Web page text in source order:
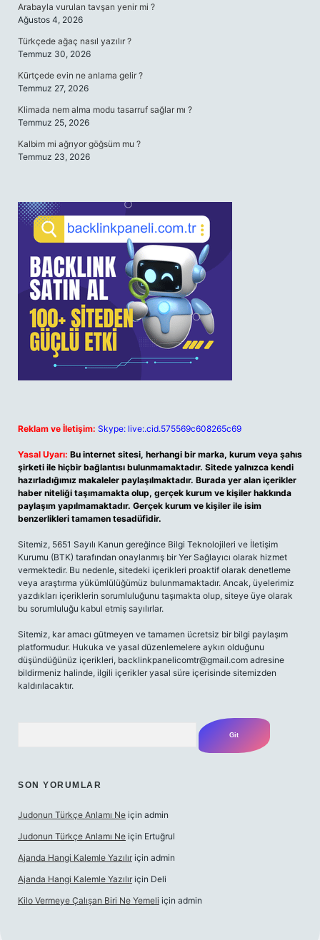
Arabayla vurulan tavşan yenir mi ?
Ağustos 4, 2026
Türkçede ağaç nasıl yazılır ?
Temmuz 30, 2026
Kürtçede evin ne anlama gelir ?
Temmuz 27, 2026
Klimada nem alma modu tasarruf sağlar mı ?
Temmuz 25, 2026
Kalbim mi ağrıyor göğsüm mu ?
Temmuz 23, 2026
Reklam ve İletişim: Skype: live:.cid.575569c608265c69
Yasal Uyarı: Bu internet sitesi, herhangi bir marka, kurum veya şahıs
şirketi ile hiçbir bağlantısı bulunmamaktadır. Sitede yalnızca kendi
hazırladığımız makaleler paylaşılmaktadır. Burada yer alan içerikler
haber niteliği taşımamakta olup, gerçek kurum ve kişiler hakkında
paylaşım yapılmamaktadır. Gerçek kurum ve kişiler ile isim
benzerlikleri tamamen tesadüfidir.
Sitemiz, 5651 Sayılı Kanun gereğince Bilgi Teknolojileri ve İletişim
Kurumu (BTK) tarafından onaylanmış bir Yer Sağlayıcı olarak hizmet
vermektedir. Bu nedenle, sitedeki içerikleri proaktif olarak denetleme
veya araştırma yükümlülüğümüz bulunmamaktadır. Ancak, üyelerimiz
yazdıkları içeriklerin sorumluluğunu taşımakta olup, siteye üye olarak
bu sorumluluğu kabul etmiş sayılırlar.
Sitemiz, kar amacı gütmeyen ve tamamen ücretsiz bir bilgi paylaşım
platformudur. Hukuka ve yasal düzenlemelere aykırı olduğunu
düşündüğünüz içerikleri, backlinkpanelicomtr@gmail.com adresine
bildirmeniz halinde, ilgili içerikler yasal süre içerisinde sitemizden
kaldırılacaktır.
SON YORUMLAR
Judonun Türkçe Anlamı Ne için admin
Judonun Türkçe Anlamı Ne için Ertuğrul
Ajanda Hangi Kalemle Yazılır için admin
Ajanda Hangi Kalemle Yazılır için Deli
Kilo Vermeye Çalışan Biri Ne Yemeli için admin